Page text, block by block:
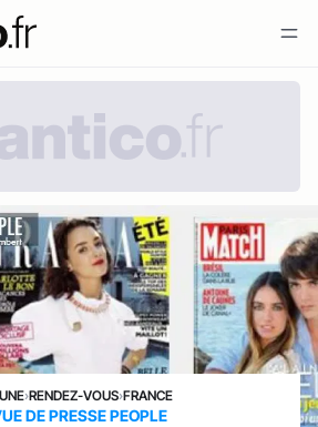
›RENDEZ-VOUS›FRANCE
DE PRESSE PEOPLE